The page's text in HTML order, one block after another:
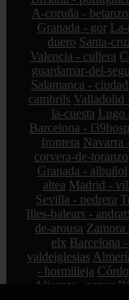
A-coruña -
Granada - gor
duero Santa-
Valencia - cullera
guardamar-del-
Salamanca -
cambrils Valladolid
la-cuesta Lugo
Barcelona -
frontera Navarra
corvera-de-toranzo
Granada - albuñol
altea Madrid -
Sevilla - pedrera
Illes-balears -
de-arousa Zamora
elx Barcelona
valdeiglesias
- hormilleja
Alicante - petrer